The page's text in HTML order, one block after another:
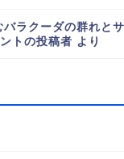
ラクーダの群れと
トの投稿者 より